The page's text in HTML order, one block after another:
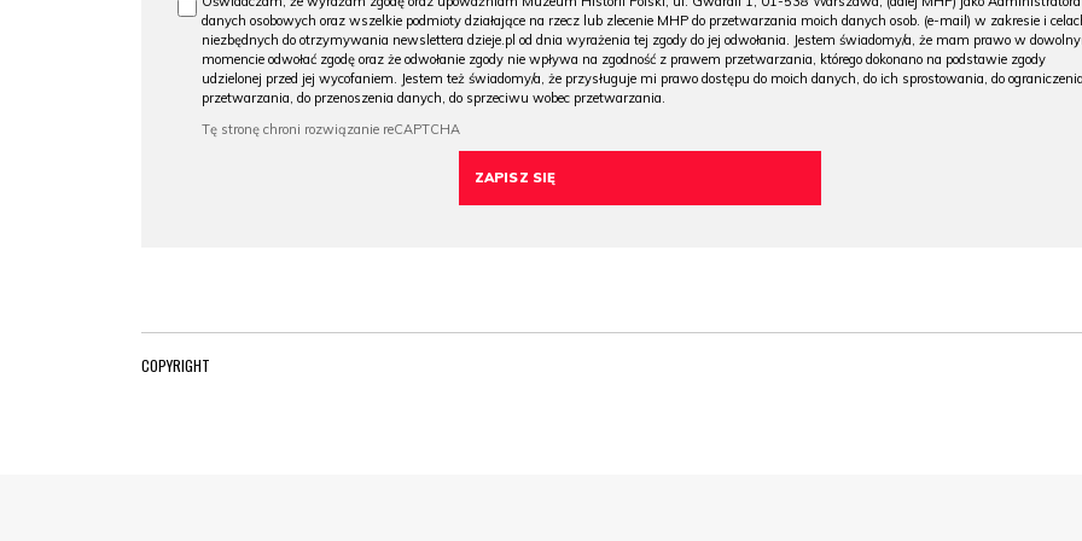
danych osobowych oraz wszelkie podmioty działające na rzecz lub zlecenie MHP do przetwarzania moich danych osob. (e-mail) w zakresie i
niezbędnych do otrzymywania newslettera dzieje.pl od dnia wyrażenia tej zgody do jej odwołania. Jestem świadomy/a, że mam prawo w
momencie odwołać zgodę oraz że odwołanie zgody nie wpływa na zgodność z prawem przetwarzania, którego dokonano na podstawie zgody
udzielonej przed jej wycofaniem. Jestem też świadomy/a, że przysługuje mi prawo dostępu do moich danych, do ich sprostowania, do ograniczenia
przetwarzania, do przenoszenia danych, do sprzeciwu wobec przetwarzania.
COPYRIGHT